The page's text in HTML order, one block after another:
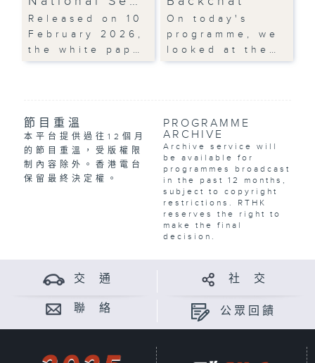
Released on 10
February 2026,
the white pap…
On today's
programme, we
looked at the…
節目重溫
本平台提供過往12個月
的節目重溫，受版權限
制內容除外。香港電台
保留最終決定權。
PROGRAMME
ARCHIVE
Archive service will
be available for
programmes broadcast
in the past 12 months,
subject to copyright
restrictions. RTHK
reserves the right to
make the final
decision.
交 通 社 交
聯 絡 公眾回饋